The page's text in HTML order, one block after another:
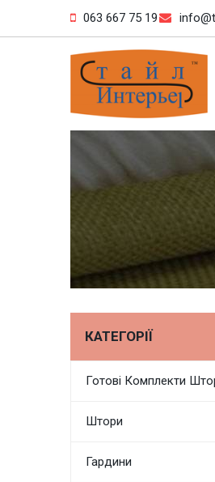
063 667 75 19
КАТЕГОРІЇ
Готові Комплекти
Штори
Гардини